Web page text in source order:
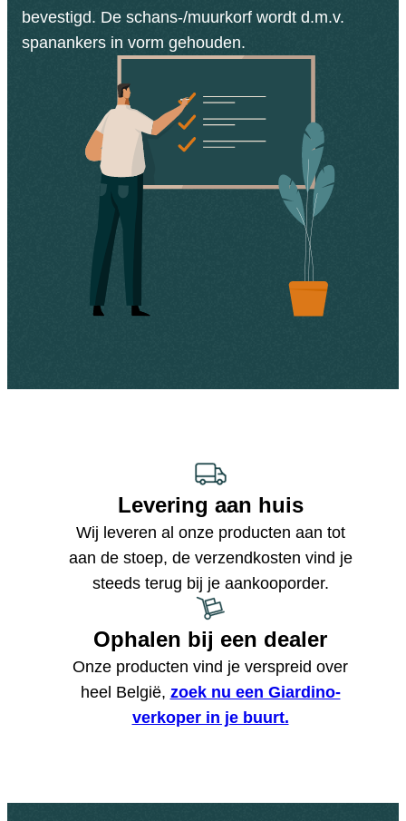
bevestigd. De schans-/muurkorf wordt d.m.v.
spanankers in vorm gehouden.
Levering aan huis
Wij leveren al onze producten aan tot
aan de stoep, de verzendkosten vind je
steeds terug bij je aankooporder.
Ophalen bij een dealer
Onze producten vind je verspreid over
heel België, zoek nu een Giardino-
verkoper in je buurt.